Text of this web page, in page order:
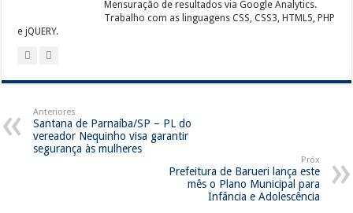
Mensuração de resultados via Google Analytics.
Trabalho com as linguagens CSS, CSS3, HTML5, PHP
e jQUERY.
Anteriores
Santana de Parnaíba/SP – PL do
vereador Nequinho visa garantir
segurança às mulheres
Próx
Prefeitura de Barueri lança este
mês o Plano Municipal para
Infância e Adolescência